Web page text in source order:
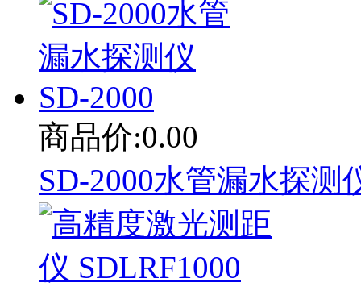
商品价:0.00
SD-2000水管漏水探测